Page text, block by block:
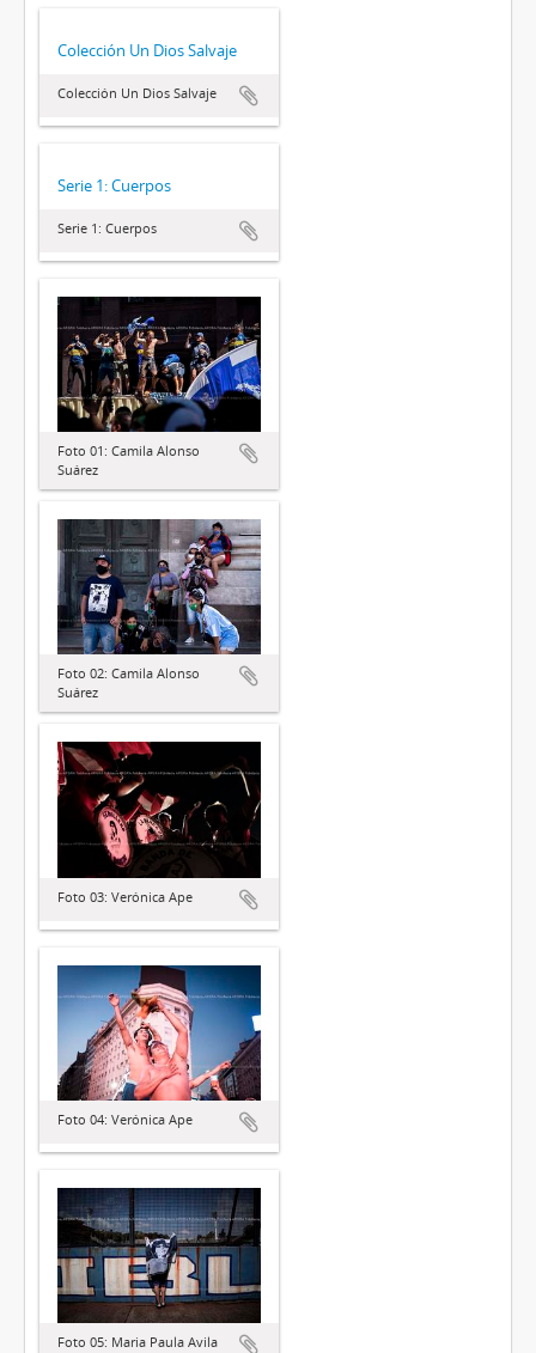
Colección Un Dios Salvaje
Colección Un Dios Salvaje
Serie 1: Cuerpos
Serie 1: Cuerpos
Foto 01: Camila Alonso
Suárez
Foto 02: Camila Alonso
Suárez
Foto 03: Verónica Ape
Foto 04: Verónica Ape
Foto 05: Maria Paula Avila